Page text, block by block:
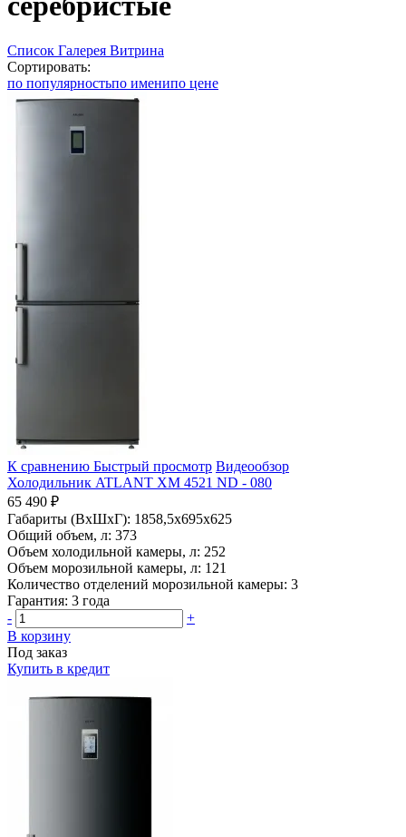
Список Галерея Витрина
Сортировать:
по популярностьпо именипо цене
К сравнению Быстрый просмотр Видеообзор
Холодильник ATLANT ХМ 4521 ND - 080
65 490 ₽
Габариты (ВхШхГ): 1858,5x695x625
Общий объем, л: 373
Объем холодильной камеры, л: 252
Объем морозильной камеры, л: 121
Количество отделений морозильной камеры: 3
Гарантия: 3 года
-
+
В корзину
Под заказ
Купить в кредит